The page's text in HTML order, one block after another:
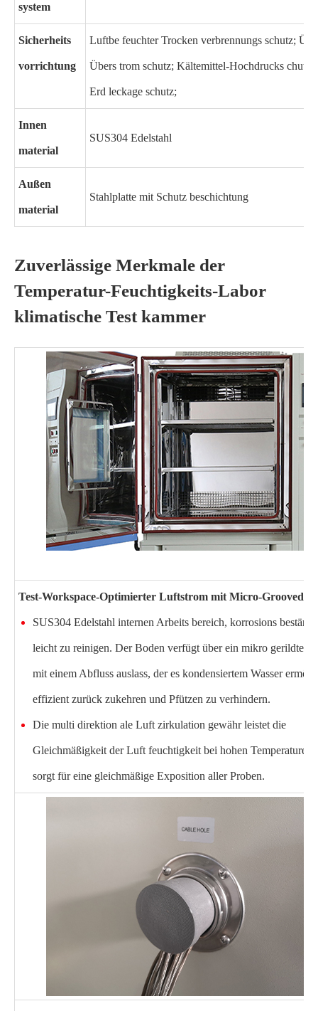
system
Sicherheits
vorrichtung
Luftbe feuchter Trocken verbrennungs schutz;
Übers trom schutz; Kältemittel-Hochdrucks chutz;
Erd leckage schutz;
Innen
material
SUS304 Edelstahl
Außen
material
Stahlplatte mit Schutz beschichtung
Zuverlässige Merkmale der
Temperatur-Feuchtigkeits-Labor
klimatische Test kammer
Test-Workspace-Optimierter Luftstrom mit Micro-Grooved-
SUS304 Edelstahl internen Arbeits bereich, korrosions
leicht zu reinigen. Der Boden verfügt über ein mikro gerildtes
mit einem Abfluss auslass, der es kondensiertem Wasser
effizient zurück zukehren und Pfützen zu verhindern.
Die multi direktion ale Luft zirkulation gewähr leistet die
Gleichmäßigkeit der Luft feuchtigkeit bei hohen Temperaturen
sorgt für eine gleichmäßige Exposition aller Proben.